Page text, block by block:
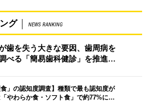
グ NEWS RANKING
歯を失う大きな要因、歯周病を
べる「簡易歯科健診」を推進…
食」の認知度調査】種類で最も認知度が
やわらか食・ソフト食」で約77%に…